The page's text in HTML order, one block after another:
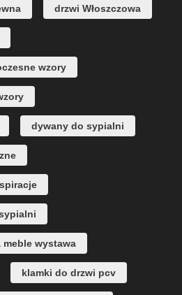
drzwi Włoszczowa
wzory
dywany do sypialni
meble wystawa
klamki do drzwi pcv